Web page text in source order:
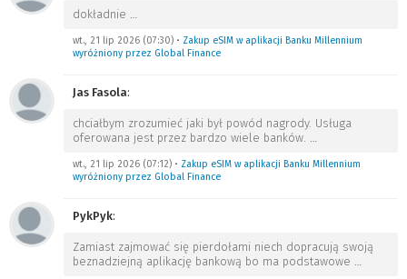
dokładnie …
wt., 21 lip 2026 (07:30) • Zakup eSIM w aplikacji Banku Millennium
wyróżniony przez Global Finance
Jas Fasola:
chciałbym zrozumieć jaki był powód nagrody. Usługa
oferowana jest przez bardzo wiele banków. …
wt., 21 lip 2026 (07:12) • Zakup eSIM w aplikacji Banku Millennium
wyróżniony przez Global Finance
PykPyk:
Zamiast zajmować się pierdołami niech dopracują swoją
beznadziejną aplikację bankową bo ma podstawowe …